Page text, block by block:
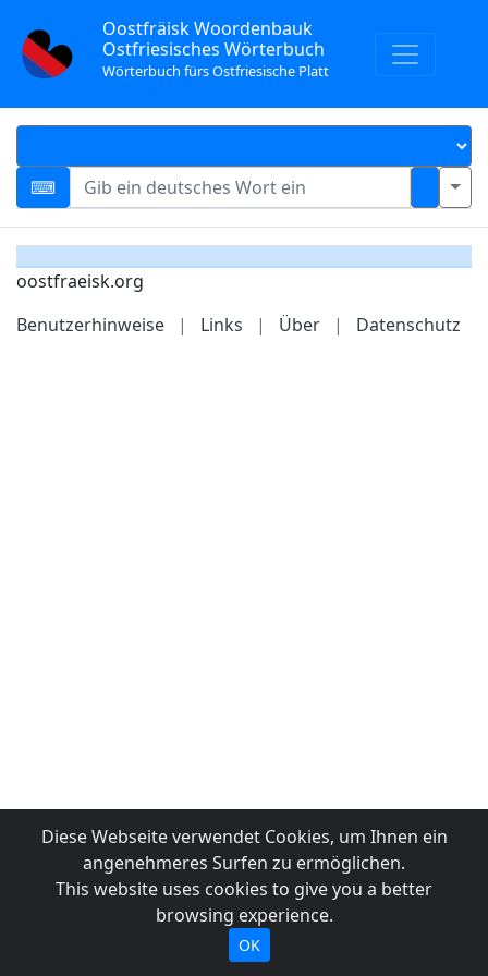
Oostfräisk Woordenbauk
Ostfriesisches Wörterbuch
Wörterbuch fürs Ostfriesische Platt
oostfraeisk.org
Benutzerhinweise
| Links | Über | Datenschutz
Diese Webseite verwendet Cookies, um Ihnen ein
angenehmeres Surfen zu ermöglichen.
This website uses cookies to give you a better
browsing experience.
OK